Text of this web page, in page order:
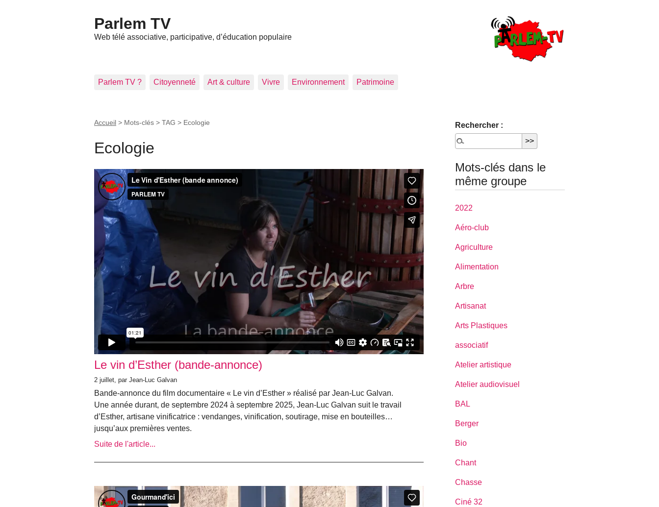
Parlem TV
Web télé associative, participative, d’éducation populaire
Parlem TV ? Citoyenneté Art & culture Vivre Environnement Patrimoine
Accueil > Mots-clés > TAG > Ecologie
Ecologie
Le vin d’Esther (bande-annonce)
2 juillet, par Jean-Luc Galvan
Bande-annonce du film documentaire « Le vin d’Esther » réalisé par Jean-Luc Galvan.
Une année durant, de septembre 2024 à septembre 2025, Jean-Luc Galvan suit le travail
d’Esther, artisane vinificatrice : vendanges, vinification, soutirage, mise en bouteilles…
jusqu’aux premières ventes.
Suite de l'article...
Rechercher :
Mots-clés dans le
même groupe
2022
Aéro-club
Agriculture
Alimentation
Arbre
Artisanat
Arts Plastiques
associatif
Atelier artistique
Atelier audiovisuel
BAL
Berger
Bio
Chant
Chasse
Ciné 32